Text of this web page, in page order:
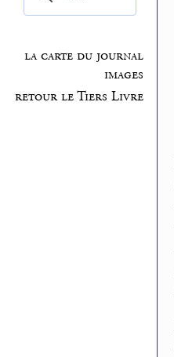
la carte du journal
images
retour le Tiers Livre